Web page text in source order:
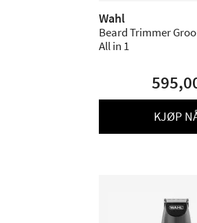
Wahl
Beard Trimmer
All in 1
KJØP